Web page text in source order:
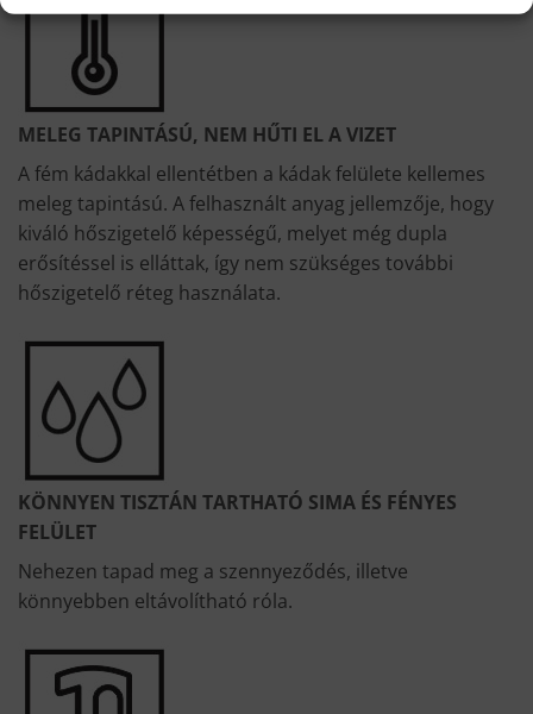
MELEG TAPINTÁSÚ, NEM HŰTI EL A VIZET
A fém kádakkal ellentétben a kádak felülete kellemes
meleg tapintású. A felhasznált anyag jellemzője, hogy
kiváló hőszigetelő képességű, melyet még dupla
erősítéssel is elláttak, így nem szükséges további
hőszigetelő réteg használata.
KÖNNYEN TISZTÁN TARTHATÓ SIMA ÉS FÉNYES
FELÜLET
Nehezen tapad meg a szennyeződés, illetve
könnyebben eltávolítható róla.